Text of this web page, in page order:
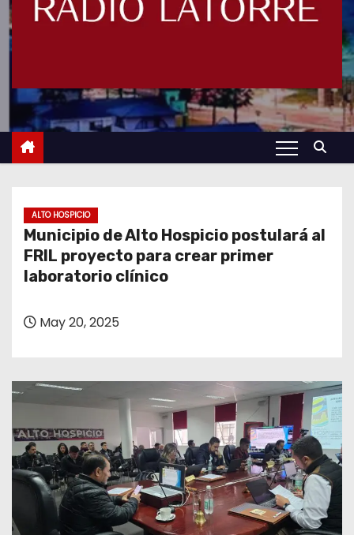
ALTO HOSPICIO
Municipio de Alto Hospicio postulará al
FRIL proyecto para crear primer
laboratorio clínico
May 20, 2025